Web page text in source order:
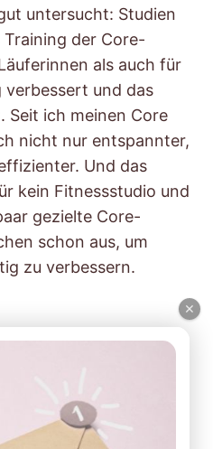
untersucht: Studien
Training der Core-
als auch für
und das
Seit ich meinen Core
nicht nur entspannter,
Und das
kein Fitnessstudio und
gezielte Core-
schon aus, um
zu verbessern.
×